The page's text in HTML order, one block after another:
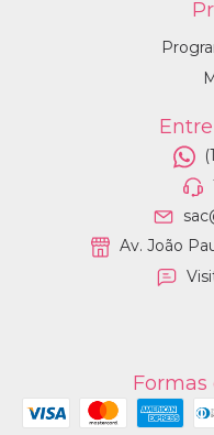
Av. João